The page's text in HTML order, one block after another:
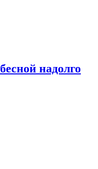
надолго